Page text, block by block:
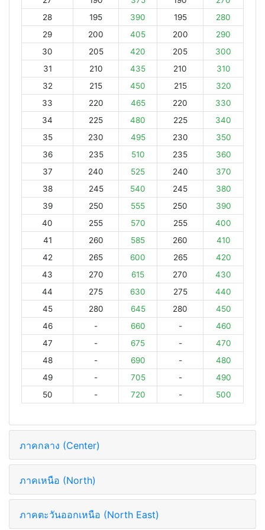
28
195 390 195
280
29
200 405 200
290
30
205 420 205
300
31
210 435 210
310
32
215 450 215
320
33
220 465 220
330
34
225 480 225
340
35
230 495 230
350
36
235 510 235
360
37
240 525 240
370
38
245 540 245
380
39
250 555 250
390
40
255 570 255
400
41
260 585 260
410
42
265 600 265
420
43
270 615 270
430
44
275 630 275
440
45
280 645 280
450
46
- 660 -
460
47
- 675 -
470
48
- 690 -
480
49
- 705 -
490
50
- 720 - 500
ภาคกลาง (Center)
ภาคเหนือ (North)
ภาคตะวันออกเหนือ (North East)